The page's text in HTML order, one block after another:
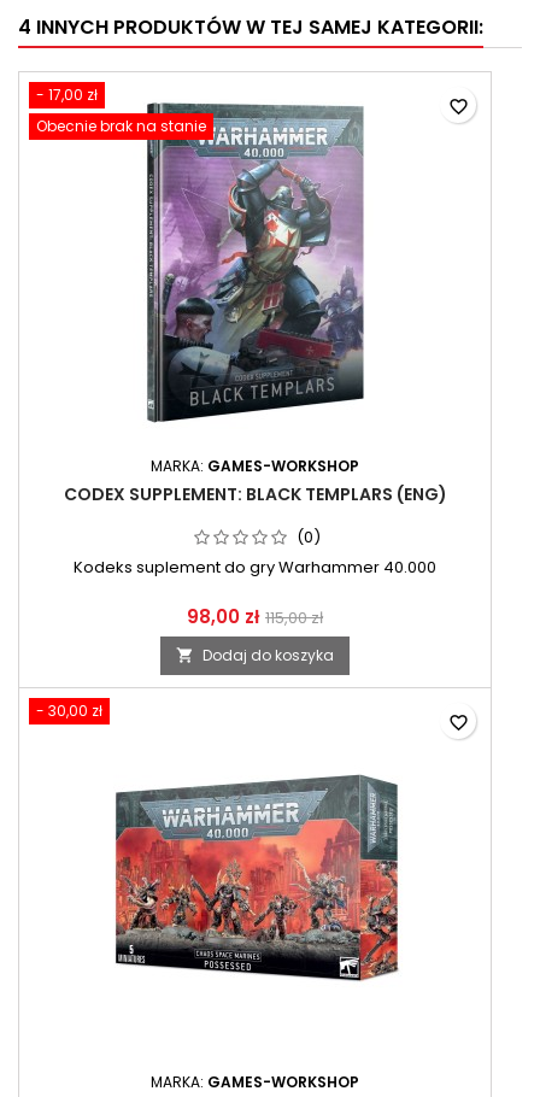
4 INNYCH PRODUKTÓW W TEJ SAMEJ KATEGORII:
- 17,00 zł
Obecnie brak na stanie
MARKA: GAMES-WORKSHOP
CODEX SUPPLEMENT: BLACK TEMPLARS (ENG)
(0)
Kodeks suplement do gry Warhammer 40.000
98,00 zł 115,00 zł
 Dodaj do koszyka
favorite_border
- 30,00 zł
MARKA: GAMES-WORKSHOP
favorite_border